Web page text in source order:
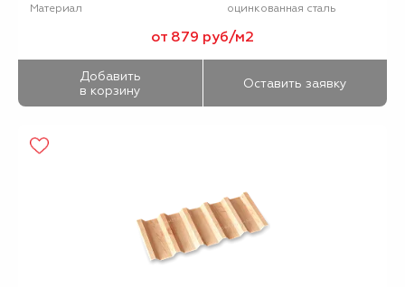
Материал
оцинкованная сталь
от 879 руб/м2
Добавить
в корзину
Оставить заявку